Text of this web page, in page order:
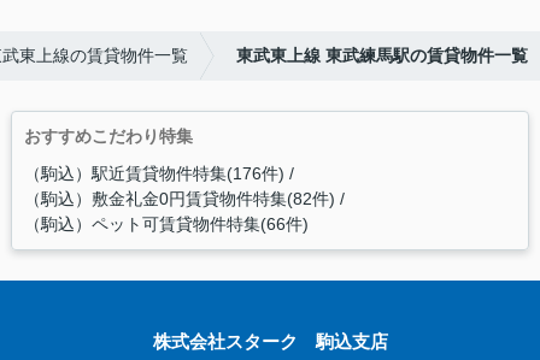
東上線の賃貸物件一覧 東武東上線 東武練馬駅の賃貸物件一覧
おすすめこだわり特集
（駒込）駅近賃貸物件特集(176件)
（駒込）敷金礼金0円賃貸物件特集(82件)
（駒込）ペット可賃貸物件特集(66件)
株式会社スターク 駒込支店